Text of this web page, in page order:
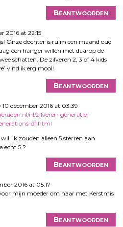
Beantwoorden
2016 at 22:15
Onze dochter is ruim een maand oud
een hanger willen met daarop de
schatten. De zilveren 2, 3 of 4 kids
vind ik erg mooi!
Beantwoorden
10 december 2016 at 03:39
nl/zilveren-generatie-
of.html
Ik zouden alleen 5 sterren aan
echt 5 ?
Beantwoorden
2016 at 05:17
mijn moeder om haar met Kerstmis
Beantwoorden